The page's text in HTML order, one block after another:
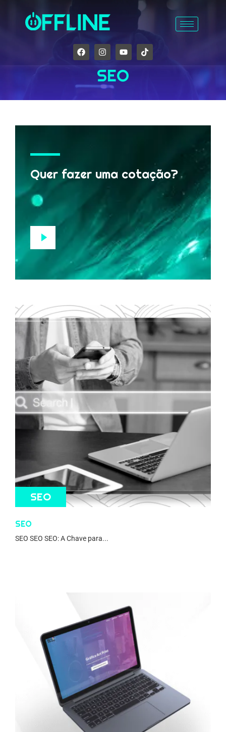
SEO
Quer fazer uma cotação?
SEO
SEO
SEO SEO SEO: A Chave para...